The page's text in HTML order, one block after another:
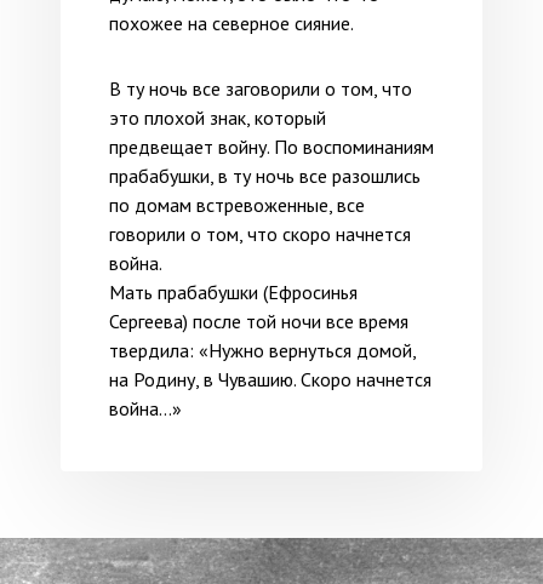
похожее на северное сияние.
В ту ночь все заговорили о том, что
это плохой знак, который
предвещает войну. По воспоминаниям
прабабушки, в ту ночь все разошлись
по домам встревоженные, все
говорили о том, что скоро начнется
война.
Мать прабабушки (Ефросинья
Сергеева) после той ночи все время
твердила: «Нужно вернуться домой,
на Родину, в Чувашию. Скоро начнется
война…»